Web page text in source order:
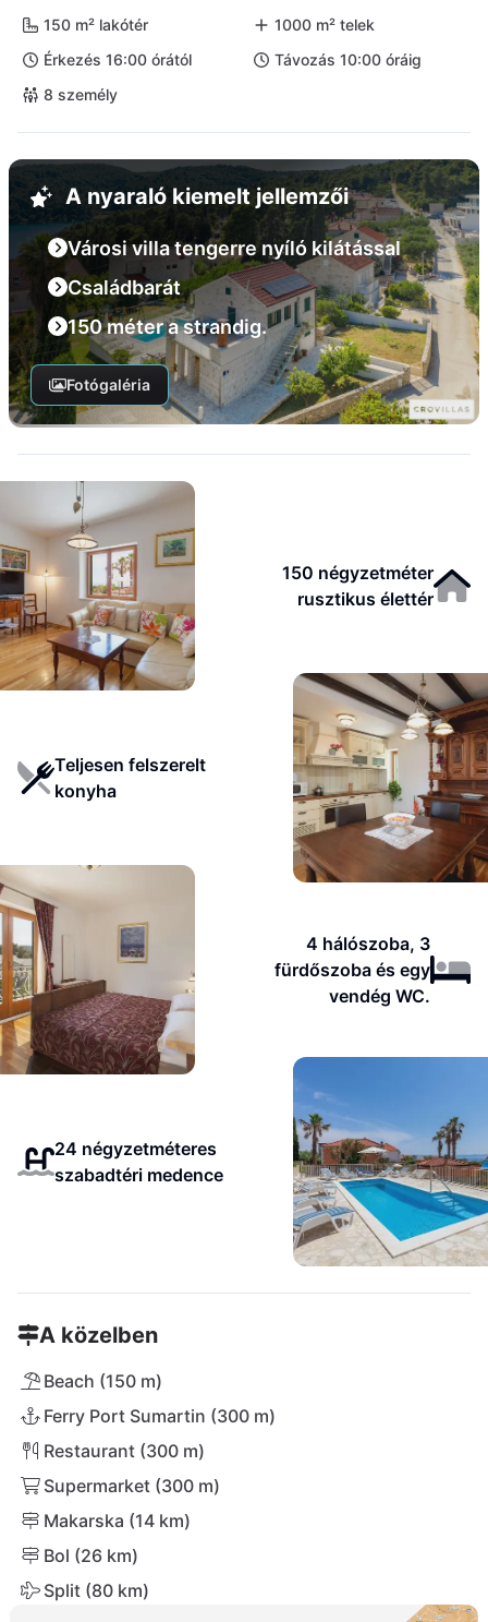
150 m² lakótér
1000 m² telek
Érkezés 16:00 órától
Távozás 10:00 óráig
8 személy
A nyaraló kiemelt jellemzői
Városi villa tengerre nyíló kilátással
Családbarát
150 méter a strandig.
Fotógaléria
150 négyzetméter
rusztikus élettér
Teljesen felszerelt
konyha
4 hálószoba, 3
fürdőszoba és egy
vendég WC.
24 négyzetméteres
szabadtéri medence
A közelben
Beach (150 m)
Ferry Port Sumartin (300 m)
Restaurant (300 m)
Supermarket (300 m)
Makarska (14 km)
Bol (26 km)
Split (80 km)